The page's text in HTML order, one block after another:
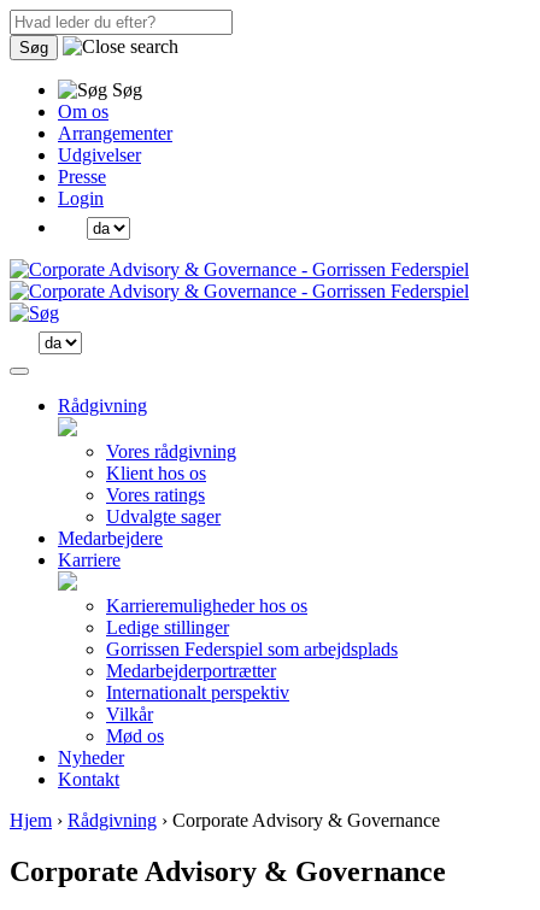
Søg
Søg
Om os
Arrangementer
Udgivelser
Presse
Login
Rådgivning
Vores rådgivning
Klient hos os
Vores ratings
Udvalgte sager
Medarbejdere
Karriere
Karrieremuligheder hos os
Ledige stillinger
Gorrissen Federspiel som arbejdsplads
Medarbejderportrætter
Internationalt perspektiv
Vilkår
Mød os
Nyheder
Kontakt
Hjem › Rådgivning › Corporate Advisory & Governance
Corporate Advisory & Governance